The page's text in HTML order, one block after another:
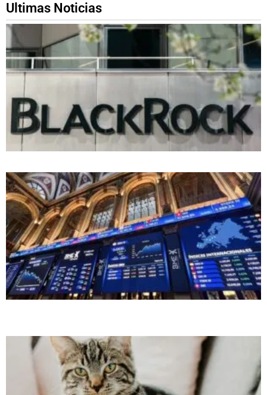
Ultimas Noticias